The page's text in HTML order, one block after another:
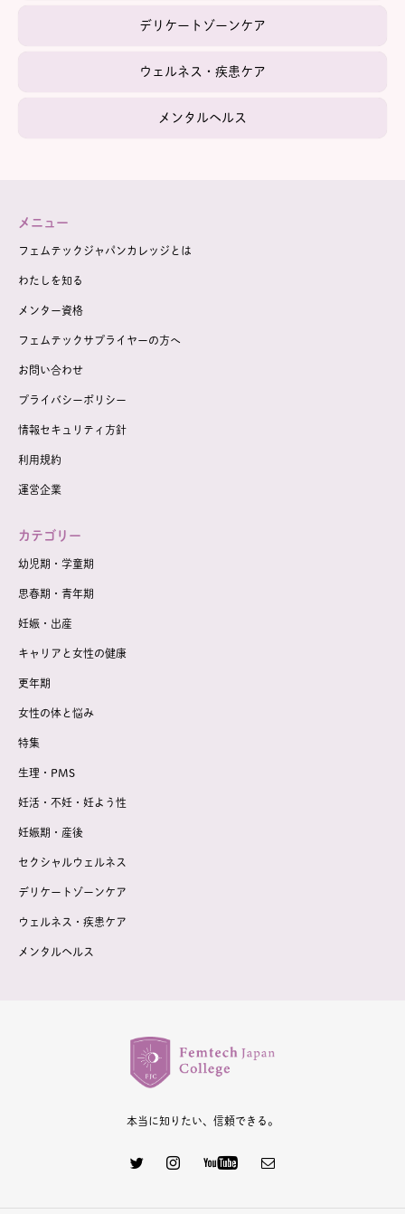
デリケートゾーンケア
ウェルネス・疾患ケア
メンタルヘルス
メニュー
フェムテックジャパンカレッジとは
わたしを知る
メンター資格
フェムテックサプライヤーの方へ
お問い合わせ
プライバシーポリシー
情報セキュリティ方針
利用規約
運営企業
カテゴリー
幼児期・学童期
思春期・青年期
妊娠・出産
キャリアと女性の健康
更年期
女性の体と悩み
特集
生理・PMS
妊活・不妊・妊よう性
妊娠期・産後
セクシャルウェルネス
デリケートゾーンケア
ウェルネス・疾患ケア
メンタルヘルス
本当に知りたい、信頼できる。